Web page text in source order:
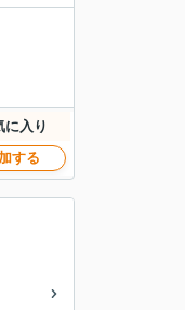
に入り
する